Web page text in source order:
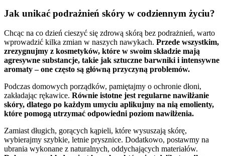
Jak unikać podrażnień skóry w codziennym życiu?
Chcąc na co dzień cieszyć się zdrową skórą bez podrażnień, warto
wprowadzić kilka zmian w naszych nawykach. Przede wszystkim,
zrezygnujmy z kosmetyków, które w swoim składzie mają
agresywne substancje, takie jak sztuczne barwniki i intensywne
aromaty – one często są główną przyczyną problemów.
Podczas domowych porządków, pamiętajmy o ochronie dłoni,
zakładając rękawice. Równie istotne jest regularne nawilżanie
skóry, dlatego po każdym umyciu aplikujmy na nią emolienty,
które pomogą utrzymać odpowiedni poziom nawilżenia.
Zamiast długich, gorących kąpieli, które wysuszają skórę,
wybierajmy szybkie, letnie prysznice. Dodatkowo, postawmy na
ubrania wykonane z naturalnych, oddychających materiałów.